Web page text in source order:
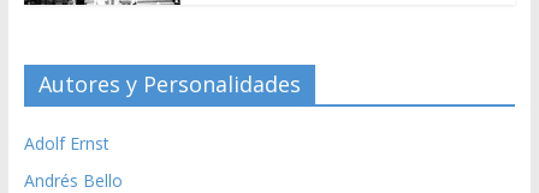
Autores y Personalidades
Adolf Ernst
Andrés Bello